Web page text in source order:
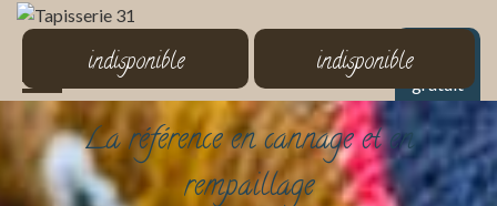
Devis
gratuit
indisponible indisponible
La référence en cannage et en
rempaillage